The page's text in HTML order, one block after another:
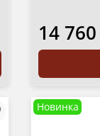
14
Новинка